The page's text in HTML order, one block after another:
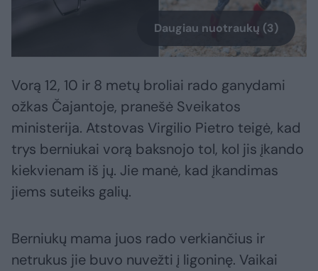
Daugiau nuotraukų (3)
Vorą 12, 10 ir 8 metų broliai rado ganydami
ožkas Čajantoje, pranešė Sveikatos
ministerija. Atstovas Virgilio Pietro teigė, kad
trys berniukai vorą baksnojo tol, kol jis įkando
kiekvienam iš jų. Jie manė, kad įkandimas
jiems suteiks galių.
Berniukų mama juos rado verkiančius ir
netrukus jie buvo nuvežti į ligoninę. Vaikai